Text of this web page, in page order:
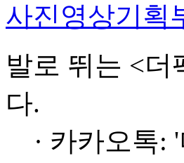
사진영상기획
발로 뛰는 <더
다.
· 카카오톡: